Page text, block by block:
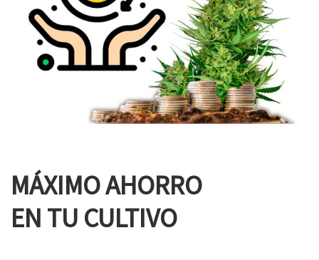
MÁXIMO AHORRO
EN TU CULTIVO